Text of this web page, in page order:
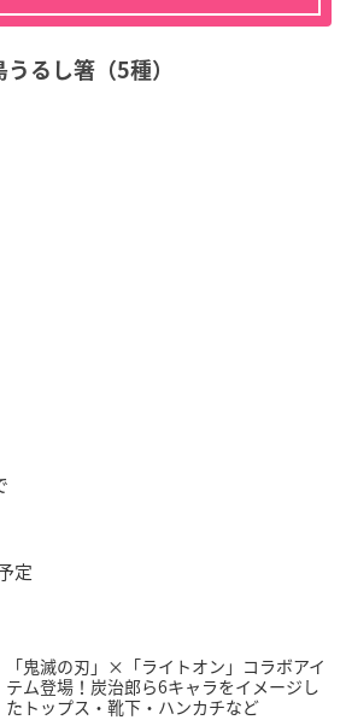
うるし箸（5種）
定
「鬼滅の刃」×「ライトオン」コラボアイ
テム登場！炭治郎ら6キャラをイメージし
たトップス・靴下・ハンカチなど